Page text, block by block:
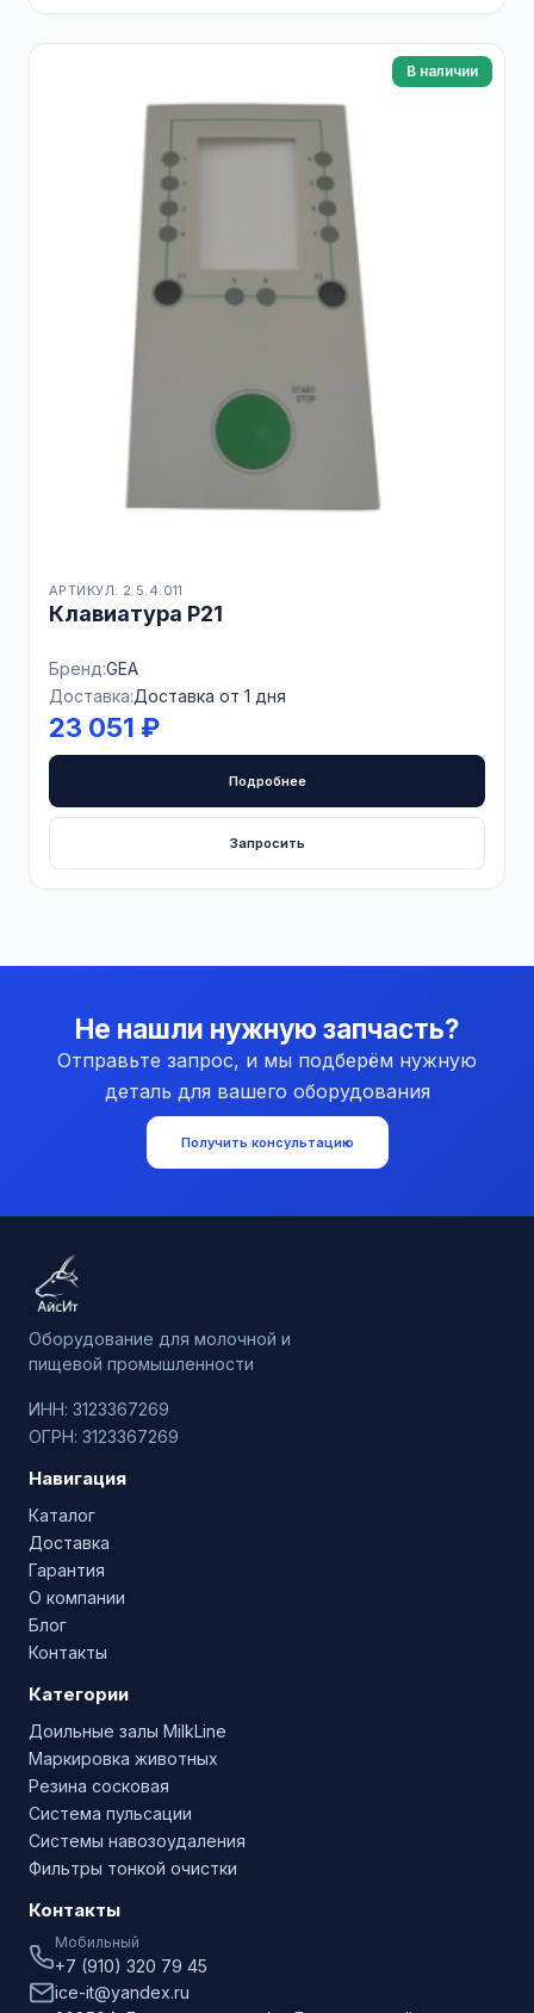
В наличии
АРТИКУЛ: 2.5.4.011
Клавиатура P21
Бренд:GEA
Доставка:Доставка от 1 дня
23 051 ₽
Подробнее
Запросить
Не нашли нужную запчасть?
Отправьте запрос, и мы подберём нужную
деталь для вашего оборудования
Получить консультацию
Оборудование для молочной и
пищевой промышленности
ИНН: 3123367269
ОГРН: 3123367269
Навигация
Каталог
Доставка
Гарантия
О компании
Блог
Контакты
Категории
Доильные залы MilkLine
Маркировка животных
Резина сосковая
Система пульсации
Системы навозоудаления
Фильтры тонкой очистки
Контакты
Мобильный
+7 (910) 320 79 45
ice-it@yandex.ru